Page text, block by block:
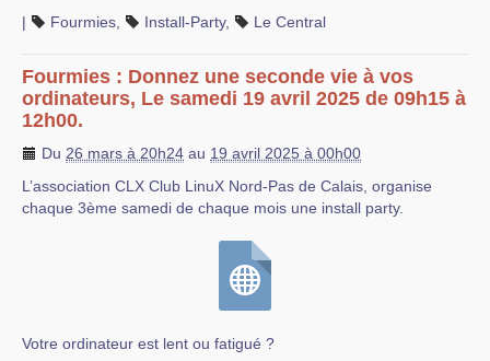
|
Fourmies Install-Party, Le Central
Fourmies : Donnez une seconde vie à vos
ordinateurs, Le samedi 19 avril 2025 de 09h15 à
12h00.
Du 26 mars à 20h24 au 19 avril 2025 à 00h00
L’association CLX Club LinuX Nord-Pas de Calais, organise
chaque 3ème samedi de chaque mois une install party.
Votre ordinateur est lent ou fatigué ?